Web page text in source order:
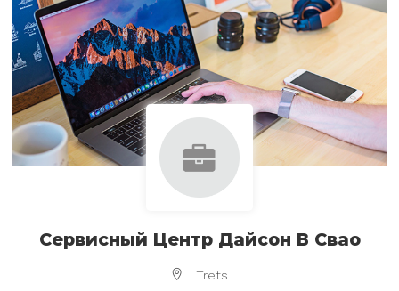
Сервисный Центр Дайсон В Свао
Trets